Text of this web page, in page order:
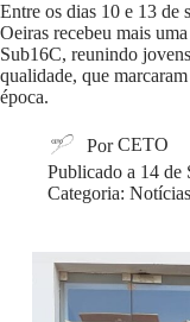
Entre os dias 10 e 13 de
Oeiras recebeu mais
Sub16C, reunindo
qualidade, que
época.
Por CETO
Publicado a 14 de
Categoria: